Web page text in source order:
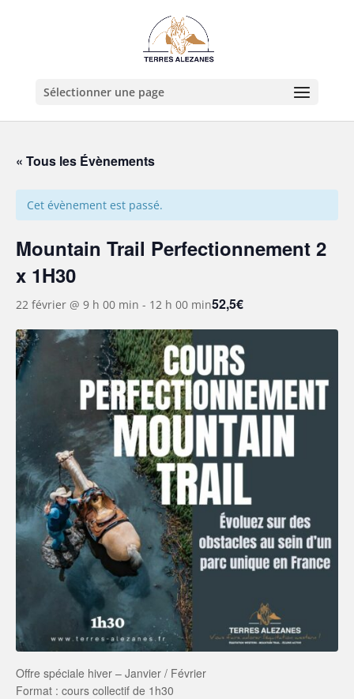
Sélectionner une page
« Tous les Évènements
Cet évènement est passé.
Mountain Trail Perfectionnement 2
x 1H30
22 février @ 9 h 00 min - 12 h 00 min52,5€
Offre spéciale hiver – Janvier / Février
Format : cours collectif de 1h30